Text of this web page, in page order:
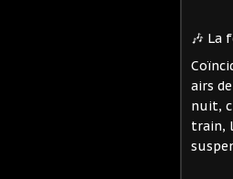
🎶 La
airs
nuit,
train,